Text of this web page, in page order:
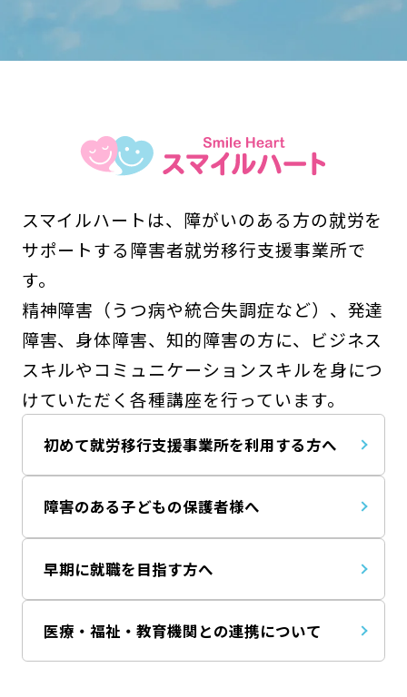
スマイルハートは、障がいのある方の就労を
サポートする障害者就労移行支援事業所で
す。
精神障害（うつ病や統合失調症など）、発達
障害、身体障害、知的障害の方に、ビジネス
スキルやコミュニケーションスキルを身につ
けていただく各種講座を行っています。
初めて就労移行支援事業所を利用する方へ
障害のある子どもの保護者様へ
早期に就職を目指す方へ
医療・福祉・教育機関との連携について